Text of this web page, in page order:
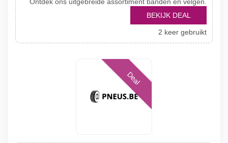
BEKIJK DEAL
2 keer gebruikt
Deal